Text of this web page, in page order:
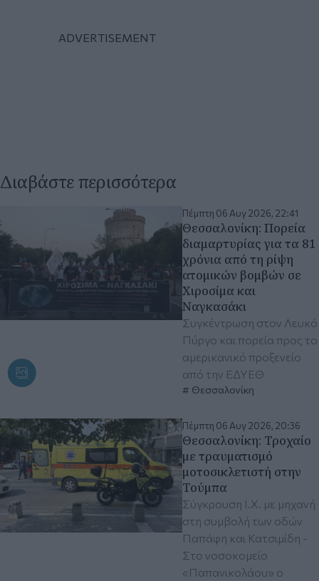
Διαβάστε περισσότερα
Πέμπτη 06 Αυγ 2026, 22:41
Θεσσαλονίκη: Πορεία
διαμαρτυρίας για τα 81
χρόνια από τη ρίψη
ατομικών βομβών σε
Χιροσίμα και
Ναγκασάκι
Συγκέντρωση στον Λευκό
Πύργο και πορεία προς το
αμερικανικό προξενείο
από την ΕΔΥΕΘ
Θεσσαλονίκη
Πέμπτη 06 Αυγ 2026, 20:36
Θεσσαλονίκη: Τροχαίο
με τραυματισμό
μοτοσικλετιστή στην
Τούμπα
Σύγκρουση Ι.Χ. με μηχανή
στη συμβολή των οδών
Παπάφη και Κατσιμίδη -
Στο νοσοκομείο
«Παπανικολάου» ο